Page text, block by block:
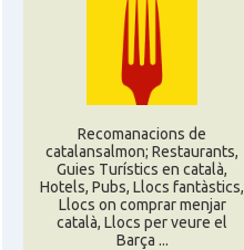
Recomanacions de
catalansalmon; Restaurants,
Guies Turístics en català,
Hotels, Pubs, Llocs fantàstics,
Llocs on comprar menjar
català, Llocs per veure el
Barça ...